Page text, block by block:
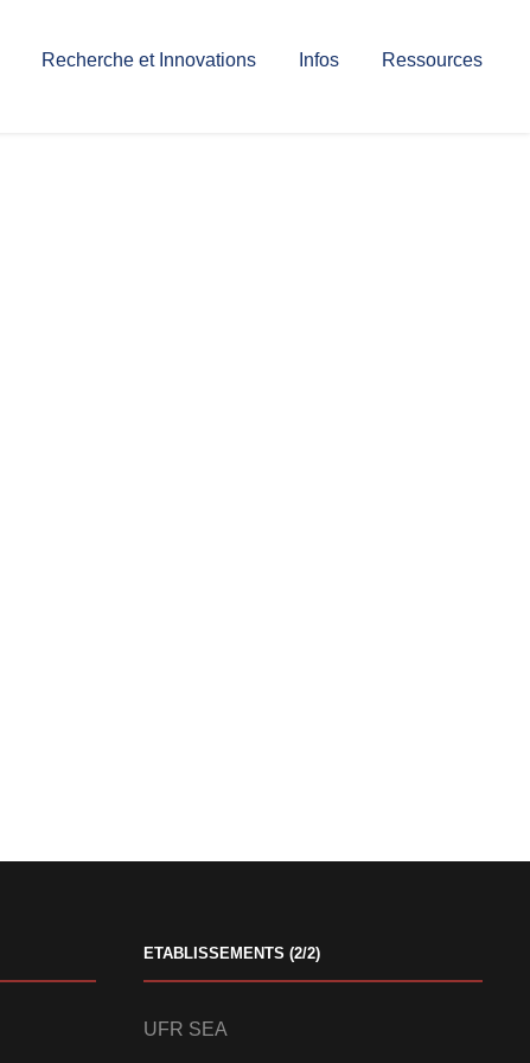
Recherche et Innovations Infos Ressources
ETABLISSEMENTS (2/2)
UFR SEA